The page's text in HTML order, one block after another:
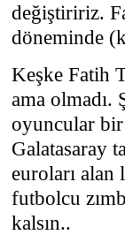
değiştiririz.
döneminde
Keşke Fatih
ama olmadı.
oyuncular bir
Galatasaray
euroları
futbolcu
kalsın..